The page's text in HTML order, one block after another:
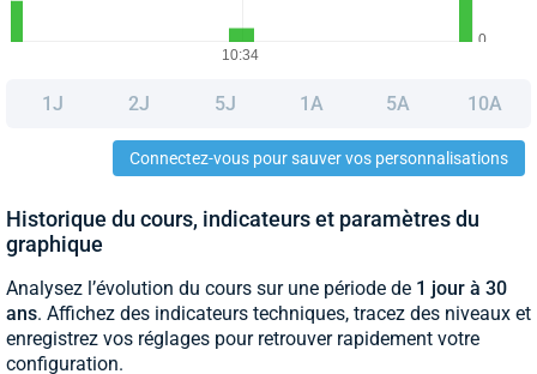
1J 2J 5J 1A 5A 10A
Connectez-vous pour sauver vos personnalisations
Historique du cours, indicateurs et paramètres du
graphique
Analysez l’évolution du cours sur une période de 1 jour à 30
ans. Affichez des indicateurs techniques, tracez des niveaux et
enregistrez vos réglages pour retrouver rapidement votre
configuration.